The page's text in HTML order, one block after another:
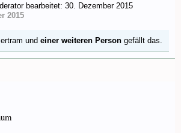
bearbeitet: 30. Dezember 2015
2015
und einer weiteren Person gefällt das.